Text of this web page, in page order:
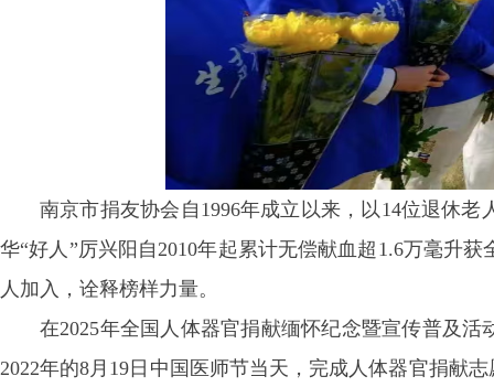
南京市捐友协会自1996年成立以来，以14位退休
华“好人”厉兴阳自2010年起累计无偿献血超1.6万毫升
人加入，诠释榜样力量。
在2025年全国人体器官捐献缅怀纪念暨宣传普及
2022年的8月19日中国医师节当天，完成人体器官捐献